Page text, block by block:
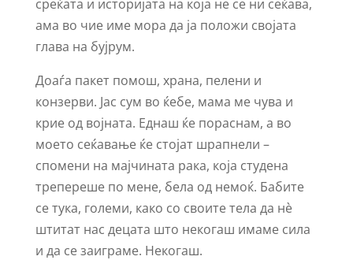
среќата и историјата на која не се ни сеќава,
ама во чие име мора да ја положи својата
глава на бујрум.
Доаѓа пакет помош, храна, пелени и
конзерви. Јас сум во ќебе, мама ме чува и
крие од војната. Еднаш ќе пораснам, а во
моето сеќавање ќе стојат шрапнели –
спомени на мајчината рака, која студена
трепереше по мене, бела од немоќ. Бабите
се тука, големи, како со своите тела да нѐ
штитат нас децата што некогаш имаме сила
и да се заиграме. Некогаш.